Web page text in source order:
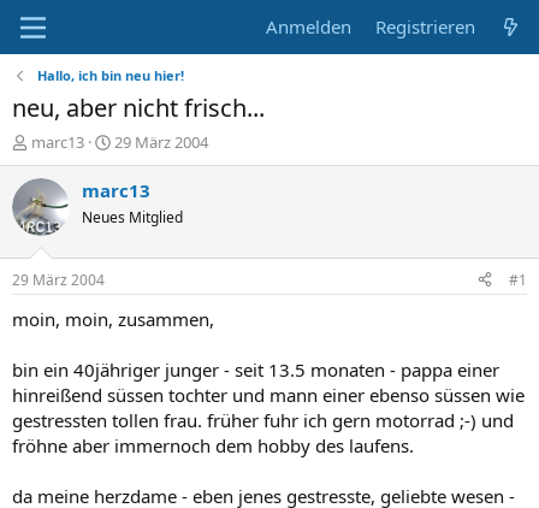
Anmelden Registrieren
Hallo, ich bin neu hier!
neu, aber nicht frisch...
E
r
s
t
e
e
r
marc13
E
r
s
e
t
a
29 März 2004
marc13
Neues Mitglied
29 März 2004 #1
moin, moin, zusammen,
bin ein 40jähriger junger - seit 13.5 monaten - pappa einer
hinreißend süssen tochter und mann einer ebenso süssen wie
gestressten tollen frau. früher fuhr ich gern motorrad ;-) und
fröhne aber immernoch dem hobby des laufens.
da meine herzdame - eben jenes gestresste, geliebte wesen -